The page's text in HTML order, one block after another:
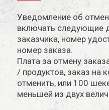
Уведомление об
включать следующие
заказчика, номер
номер заказа.
Плата за отмену
/ продуктов, заказ на
отменить, или 100
меньшей из двух